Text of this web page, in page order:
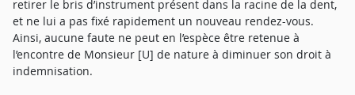
retirer le bris d’instrument présent dans la racine de la dent,
et ne lui a pas fixé rapidement un nouveau rendez-vous.
Ainsi, aucune faute ne peut en l’espèce être retenue à
l’encontre de Monsieur [U] de nature à diminuer son droit à
indemnisation.